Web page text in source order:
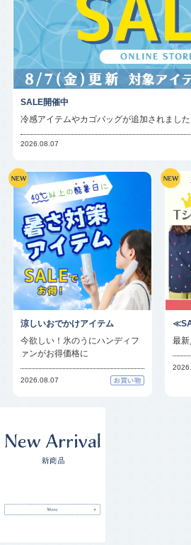
SALE開催中
冷感アイテムやカゴバッグが追加されました
2026.08.07
涼しいおでかけアイテム
今欲しい！氷のうにハンディフ
ァンがお得価格に
2026.08.07
最